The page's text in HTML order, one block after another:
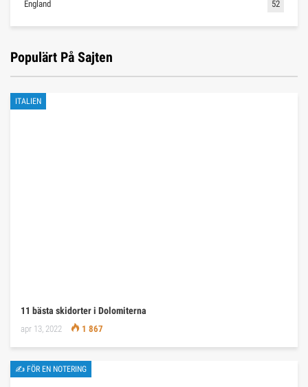
England 52
Populärt På Sajten
ITALIEN
11 bästa skidorter i Dolomiterna
apr 13, 2022 1 867
✍ FÖR EN NOTERING